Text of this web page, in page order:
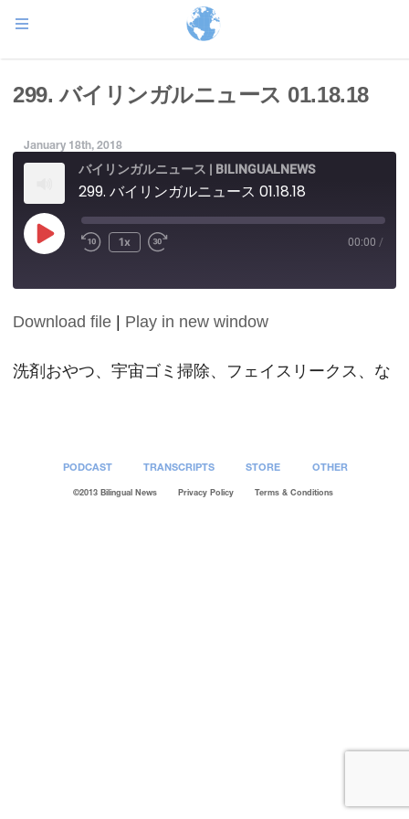
299. バイリンガルニュース 01.18.18
January 18th, 2018
バイリンガルニュース | BILINGUALNEWS
299. バイリンガルニュース 01.18.18
Play
Episode
1x 00:00 /
SHARE
LINK
Download file Play in new window
洗剤おやつ、宇宙ゴミ掃除、フェイスリークス、な
PODCAST TRANSCRIPTS STORE OTHER
©2013 Bilingual News Privacy Policy Terms & Conditions